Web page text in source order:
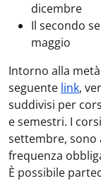
dicembre
Il secondo
maggio
Intorno alla
seguente link,
suddivisi per
e semestri. I
settembre, sono
frequenza
È possibile